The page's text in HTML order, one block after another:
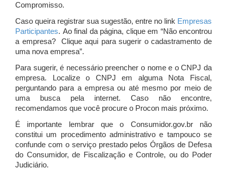
Compromisso.
Caso queira registrar sua sugestão, entre no link Empresas
Participantes. Ao final da página, clique em “Não encontrou
a empresa? Clique aqui para sugerir o cadastramento de
uma nova empresa”.
Para sugerir, é necessário preencher o nome e o CNPJ da
empresa. Localize o CNPJ em alguma Nota Fiscal,
perguntando para a empresa ou até mesmo por meio de
uma busca pela internet. Caso não encontre,
recomendamos que você procure o Procon mais próximo.
É importante lembrar que o Consumidor.gov.br não
constitui um procedimento administrativo e tampouco se
confunde com o serviço prestado pelos Órgãos de Defesa
do Consumidor, de Fiscalização e Controle, ou do Poder
Judiciário.